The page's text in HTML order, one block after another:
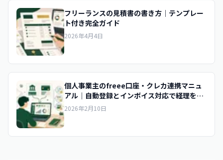
フリーランスの見積書の書き方｜テンプレー
ト付き完全ガイド
2026年4月4日
個人事業主のfreee口座・クレカ連携マニュ
アル｜自動登録とインボイス対応で経理をゼ
ロに
2026年2月10日